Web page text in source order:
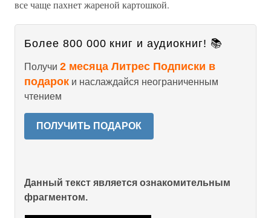
все чаще пахнет жареной картошкой.
Более 800 000 книг и аудиокниг! 📚
Получи 2 месяца Литрес Подписки в
подарок и наслаждайся неограниченным
чтением
ПОЛУЧИТЬ ПОДАРОК
Данный текст является ознакомительным
фрагментом.